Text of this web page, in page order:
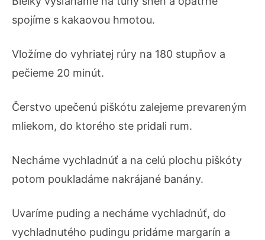
spojíme s kakaovou hmotou.
Vložíme do vyhriatej rúry na 180 stupňov a
pečieme 20 minút.
Čerstvo upečenú piškótu zalejeme prevareným
mliekom, do ktorého ste pridali rum.
Necháme vychladnúť a na celú plochu piškóty
potom poukladáme nakrájané banány.
Uvaríme puding a necháme vychladnúť, do
vychladnutého pudingu pridáme margarín a